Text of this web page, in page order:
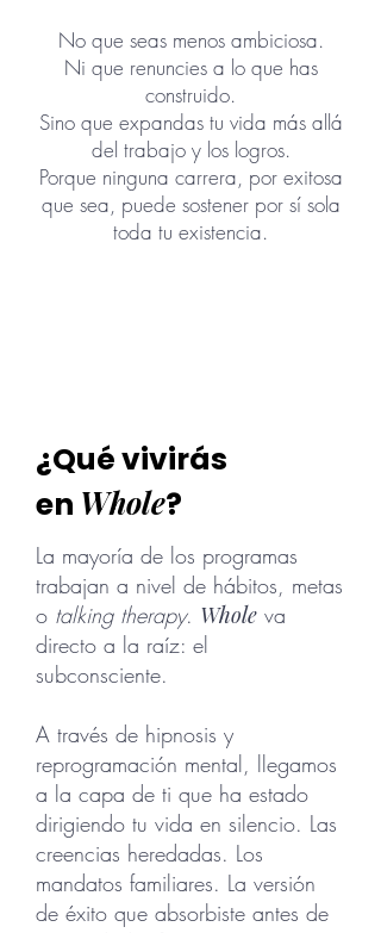
No que seas menos ambiciosa.
Ni que renuncies a lo que has
construido.
Sino que expandas tu vida más allá
del trabajo y los logros.
Porque ninguna carrera, por exitosa
que sea, puede sostener por sí sola
toda tu existencia.
¿Qué vivirás
en Whole?
La mayoría de los programas
trabajan a nivel de hábitos, metas
o talking therapy. Whole va
directo a la raíz: el
subconsciente.
A través de hipnosis y
reprogramación mental, llegamos
a la capa de ti que ha estado
dirigiendo tu vida en silencio. Las
creencias heredadas. Los
mandatos familiares. La versión
de éxito que absorbiste antes de